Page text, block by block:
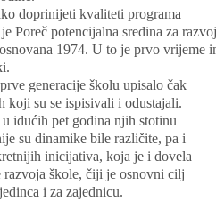
doprinijeti kvaliteti programa
Poreč potencijalna sredina za
1974. U to je prvo vrijeme
generacije školu upisalo čak
koji su se ispisivali i odustajali.
idućih pet godina njih stotinu
su dinamike bile različite, pa i
inicijativa, koja je i dovela
razvoja škole, čiji je osnovni cilj
i za zajednicu.